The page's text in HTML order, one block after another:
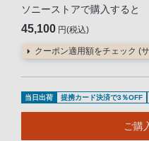
ソニーストアで購入すると
45,100 円(税込)
クーポン適用額をチェック (
当日出荷 提携カード決済で3％OFF
ご購